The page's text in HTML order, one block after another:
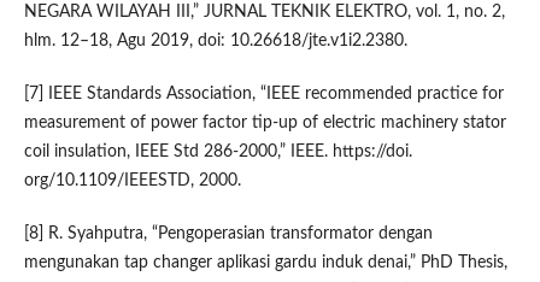
NEGARA WILAYAH III,” JURNAL TEKNIK ELEKTRO, vol. 1, no. 2,
hlm. 12–18, Agu 2019, doi: 10.26618/jte.v1i2.2380.
[7] IEEE Standards Association, “IEEE recommended practice for
measurement of power factor tip-up of electric machinery stator
coil insulation, IEEE Std 286-2000,” IEEE. https://doi.
org/10.1109/IEEESTD, 2000.
[8] R. Syahputra, “Pengoperasian transformator dengan
mengunakan tap changer aplikasi gardu induk denai,” PhD Thesis,